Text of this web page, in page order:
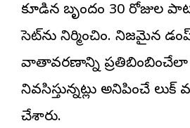
కూడిన బృందం 30 రోజుల
సెట్‌ను నిర్మించింది. నిజమైన
వాతావరణాన్ని
నివసిస్తున్నట్లు అనిపించే
చేశారు.